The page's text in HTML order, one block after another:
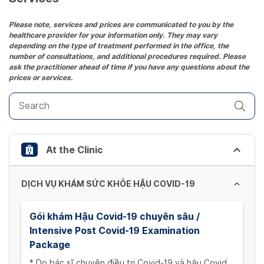
the
question
mark
key
to
get
the
keyboard
shortcuts
for
changing
dates.
Please note, services and prices are communicated to you by the
healthcare provider for your information only. They may vary
depending on the type of treatment performed in the office, the
number of consultations, and additional procedures required. Please
ask the practitioner ahead of time if you have any questions about the
prices or services.
At the Clinic
DỊCH VỤ KHÁM SỨC KHỎE HẬU COVID-19
Gói khám Hậu Covid-19 chuyên sâu /
Intensive Post Covid-19 Examination
Package